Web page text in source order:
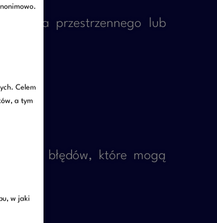
przestrzennego lub
błędów, które mogą
Celem
a tym
w jaki